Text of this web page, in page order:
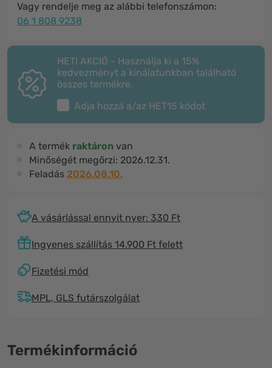
Vagy rendelje meg az alábbi telefonszámon:
06 1 808 9238
HETI AKCIÓ - Használja ki a 15%
kedvezményt a kínálatunkban található
összes termékre.
Adja hozzá a/az HET15 kódot
A termék raktáron van
Minőségét megőrzi: 2026.12.31.
Feladás 2026.08.10.
A vásárlással ennyit nyer: 330 Ft
Ingyenes szállítás 14.900 Ft felett
Fizetési mód
MPL, GLS futárszolgálat
Termékinformáció